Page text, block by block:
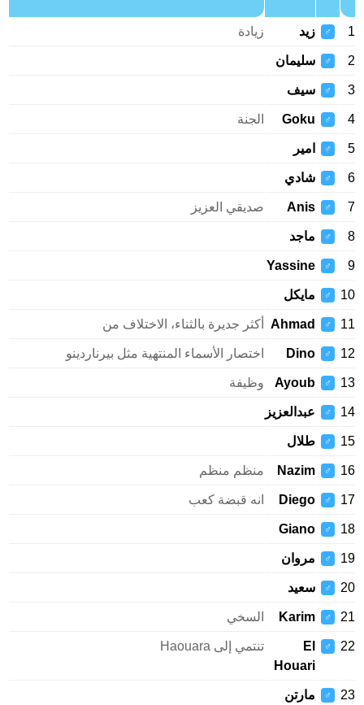
1
♂ زيد زيادة
2
♂ سليمان
3
♂ سيف
4
♂
Goku الجنة
5
♂ امير
6
♂ شادي
7
♂
Anis صديقي العزيز
8
♂ ماجد
9
♂
Yassine
10
♂ مايكل
11
♂
Ahmad أكثر جديرة بالثناء، الاختلاف من
12
♂
Dino اختصار الأسماء المنتهية مثل بيرناردينو
13
♂
Ayoub وظيفة
14
♂ عبدالعزيز
15
♂ طلال
16
♂
Nazim منظم منظم
17
♂
Diego انه قبضة كعب
18
♂
Giano
19
♂ مروان
20
♂ سعيد
21
♂
Karim السخي
22
♂
El
Houari
تنتمي إلى Haouara
23
♂ مارتن